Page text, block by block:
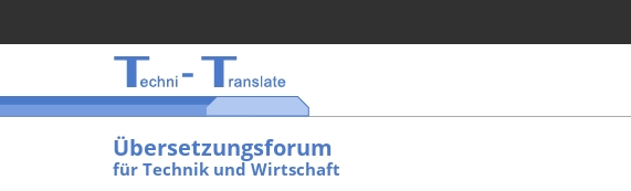
Übersetzungsforum
für Technik und Wirtschaft